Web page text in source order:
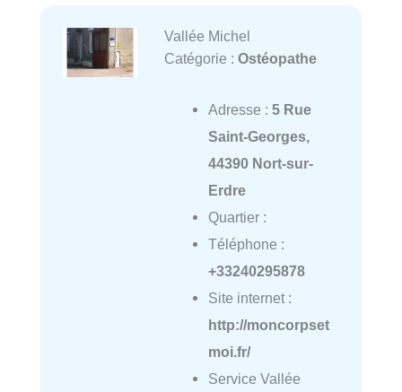
Vallée Michel
Catégorie : Ostéopathe
Adresse : 5 Rue
Saint-Georges,
44390 Nort-sur-
Erdre
Quartier :
Téléphone :
+33240295878
Site internet :
http://moncorpset
moi.fr/
Service Vallée